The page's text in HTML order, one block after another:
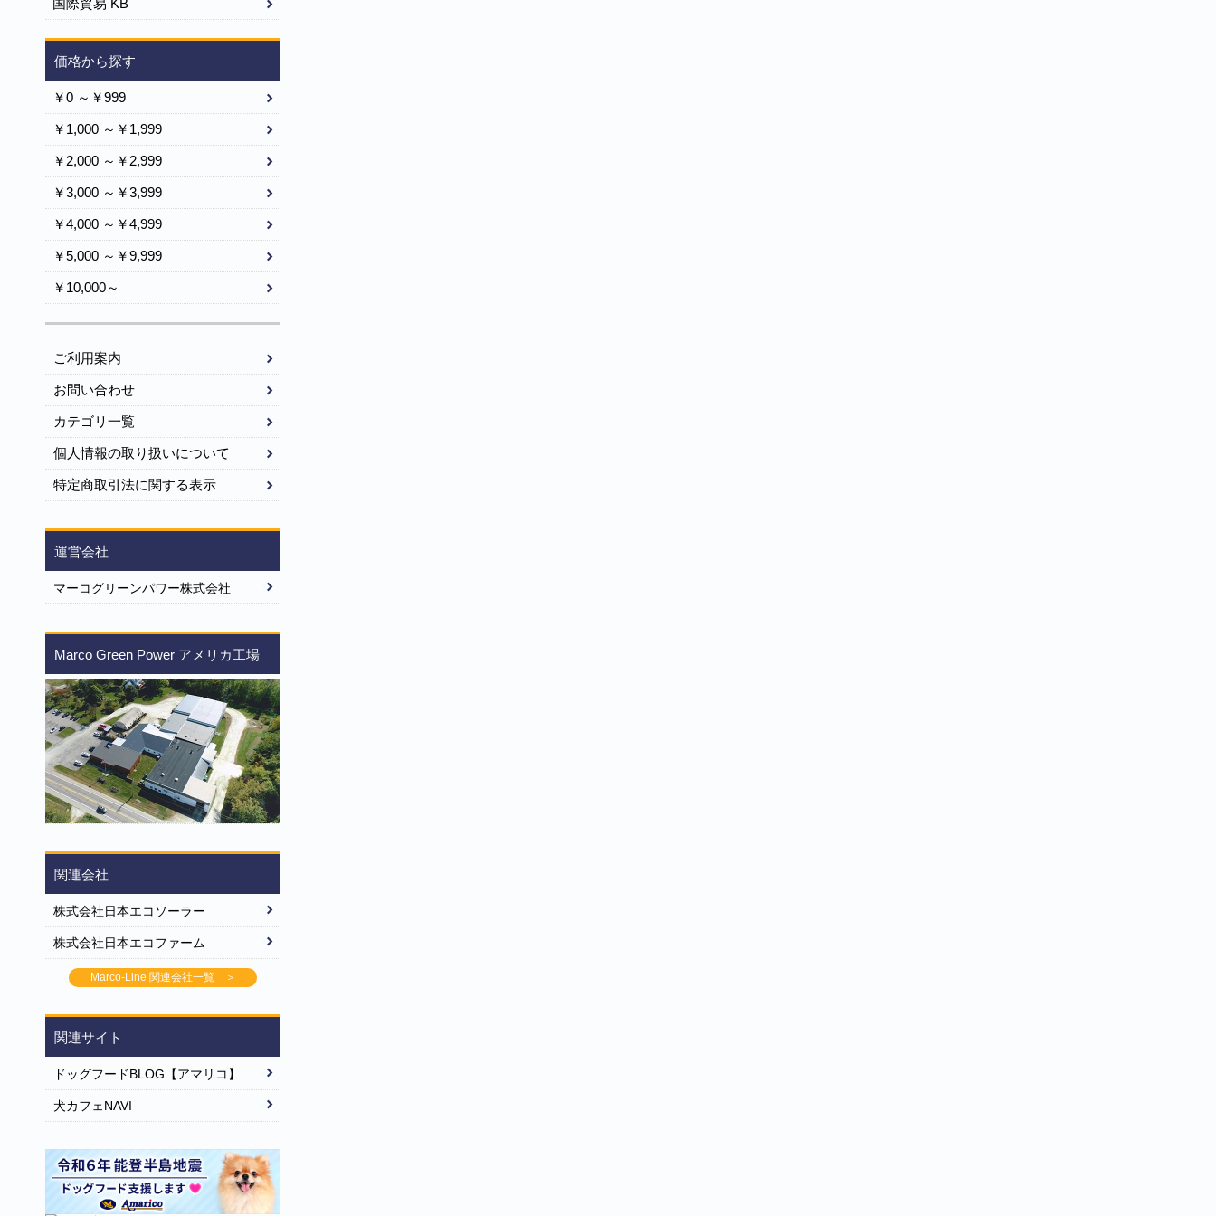
国際貿易 KB
価格から探す
￥0 ～￥999
￥1,000 ～￥1,999
￥2,000 ～￥2,999
￥3,000 ～￥3,999
￥4,000 ～￥4,999
￥5,000 ～￥9,999
￥10,000～
ご利用案内
お問い合わせ
カテゴリ一覧
個人情報の取り扱いについて
特定商取引法に関する表示
運営会社
マーコグリーンパワー株式会社
Marco Green Power アメリカ工場
関連会社
株式会社日本エコソーラー
株式会社日本エコファーム
Marco-Line 関連会社一覧 ＞
関連サイト
ドッグフードBLOG【アマリコ】
犬カフェNAVI